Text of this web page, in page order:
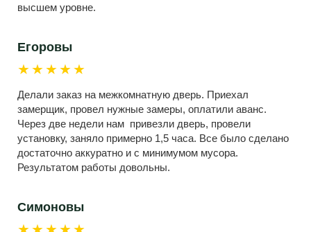
высшем уровне.
Егоровы
★★★★★
Делали заказ на межкомнатную дверь. Приехал
замерщик, провел нужные замеры, оплатили аванс.
Через две недели нам привезли дверь, провели
установку, заняло примерно 1,5 часа. Все было сделано
достаточно аккуратно и с минимумом мусора.
Результатом работы довольны.
Симоновы